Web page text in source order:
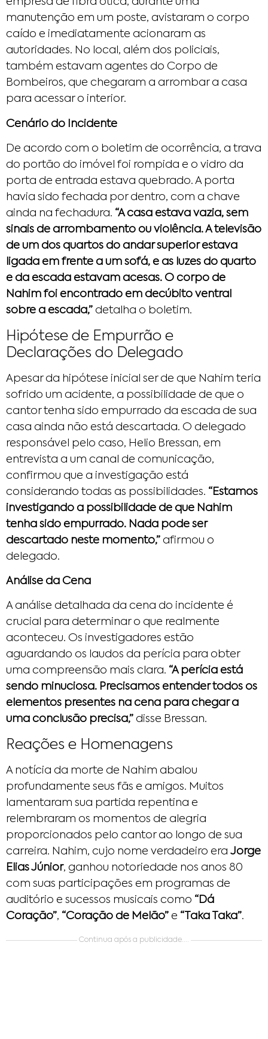
manutenção em um poste, avistaram o corpo
caído e imediatamente acionaram as
autoridades. No local, além dos policiais,
também estavam agentes do Corpo de
Bombeiros, que chegaram a arrombar a casa
para acessar o interior.
Cenário do Incidente
De acordo com o boletim de ocorrência, a trava
do portão do imóvel foi rompida e o vidro da
porta de entrada estava quebrado. A porta
havia sido fechada por dentro, com a chave
ainda na fechadura. “A casa estava vazia, sem
sinais de arrombamento ou violência. A televisão
de um dos quartos do andar superior estava
ligada em frente a um sofá, e as luzes do quarto
e da escada estavam acesas. O corpo de
Nahim foi encontrado em decúbito ventral
sobre a escada,” detalha o boletim.
Hipótese de Empurrão e
Declarações do Delegado
Apesar da hipótese inicial ser de que Nahim teria
sofrido um acidente, a possibilidade de que o
cantor tenha sido empurrado da escada de sua
casa ainda não está descartada. O delegado
responsável pelo caso, Helio Bressan, em
entrevista a um canal de comunicação,
confirmou que a investigação está
considerando todas as possibilidades. “Estamos
investigando a possibilidade de que Nahim
tenha sido empurrado. Nada pode ser
descartado neste momento,” afirmou o
delegado.
Análise da Cena
A análise detalhada da cena do incidente é
crucial para determinar o que realmente
aconteceu. Os investigadores estão
aguardando os laudos da perícia para obter
uma compreensão mais clara. “A perícia está
sendo minuciosa. Precisamos entender todos os
elementos presentes na cena para chegar a
uma conclusão precisa,” disse Bressan.
Reações e Homenagens
A notícia da morte de Nahim abalou
profundamente seus fãs e amigos. Muitos
lamentaram sua partida repentina e
relembraram os momentos de alegria
proporcionados pelo cantor ao longo de sua
carreira. Nahim, cujo nome verdadeiro era Jorge
Elias Júnior, ganhou notoriedade nos anos 80
com suas participações em programas de
auditório e sucessos musicais como “Dá
Coração”, “Coração de Melão” e “Taka Taka”.
Continua após a publicidade....